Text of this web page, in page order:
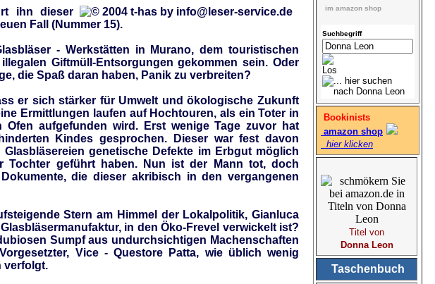
ihn dieser
Fall (Nummer 15).
- Werkstätten in Murano, dem touristischen
Giftmüll-Entsorgungen gekommen sein. Oder
die Spaß daran haben, Panik zu verbreiten?
er sich stärker für Umwelt und ökologische Zukunft
Ermittlungen laufen auf Hochtouren, als ein Toter in
Ofen aufgefunden wird. Erst wenige Tage zuvor hat
Kindes gesprochen. Dieser war fest davon
genetische Defekte im Erbgut möglich
Tochter geführt haben. Nun ist der Mann tot, doch
die dieser akribisch in den vergangenen
Stern am Himmel der Lokalpolitik, Gianluca
in den Öko-Frevel verwickelt ist?
Sumpf aus undurchsichtigen Machenschaften
Vice - Questore Patta, wie üblich wenig
verfolgt.
im amazon shop
Suchbegriff
Bookinists
amazon shop
hier klicken
Titel von
Donna Leon
Taschenbuch